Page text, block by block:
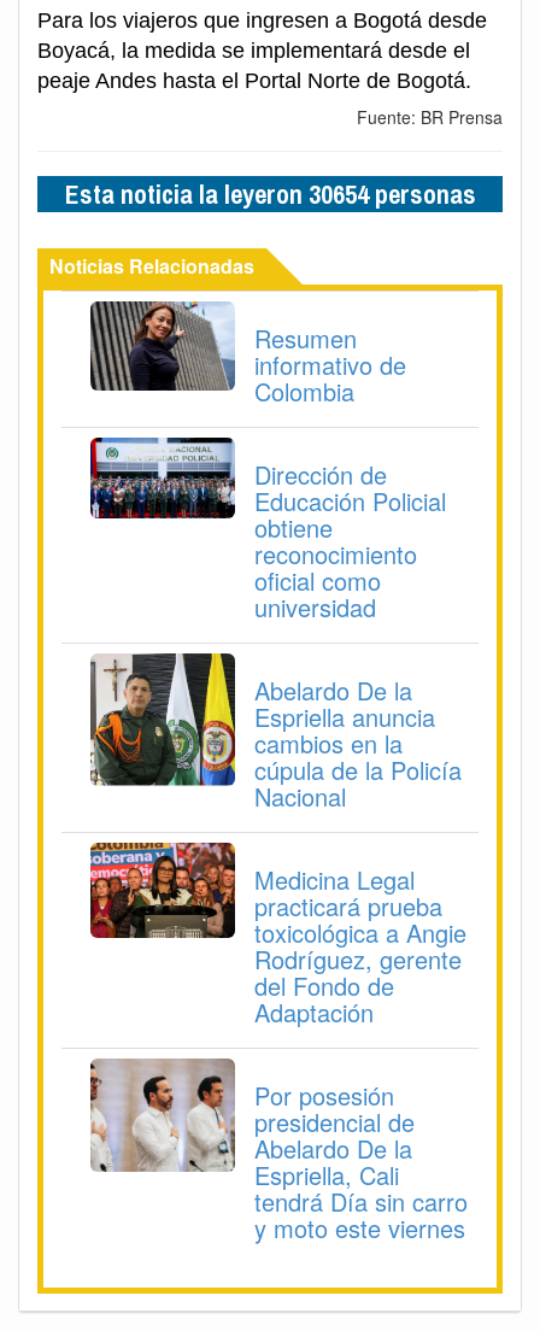
Para los viajeros que ingresen a Bogotá desde
Boyacá, la medida se implementará desde el
peaje Andes hasta el Portal Norte de Bogotá.
Fuente: BR Prensa
Esta noticia la leyeron 30654 personas
Noticias Relacionadas
Resumen
informativo de
Colombia
Dirección de
Educación Policial
obtiene
reconocimiento
oficial como
universidad
Abelardo De la
Espriella anuncia
cambios en la
cúpula de la Policía
Nacional
Medicina Legal
practicará prueba
toxicológica a Angie
Rodríguez, gerente
del Fondo de
Adaptación
Por posesión
presidencial de
Abelardo De la
Espriella, Cali
tendrá Día sin carro
y moto este viernes